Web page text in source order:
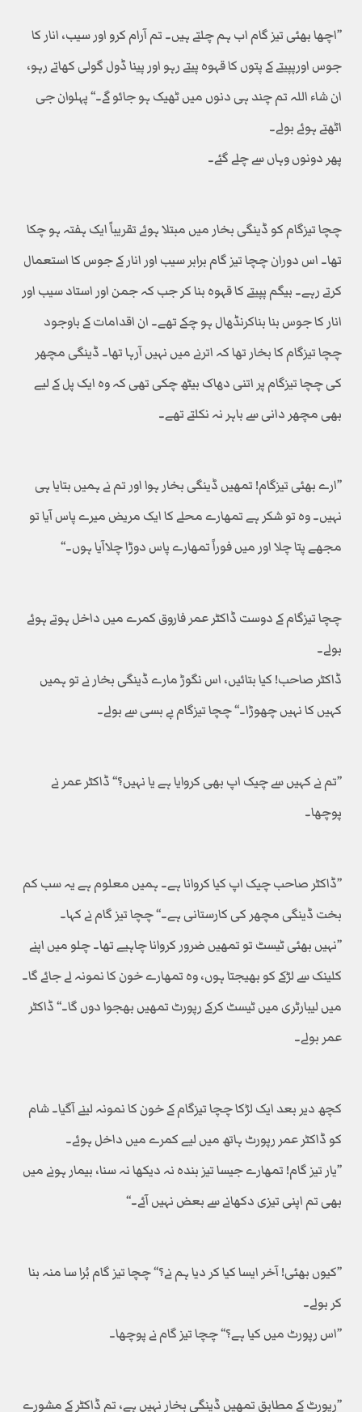
’’اچھا بھئی تیز گام اب ہم چلتے ہیں۔ تم آرام کرو اور سیب، انار کا
جوس اورپپیتے کے پتوں کا قہوہ پیتے رہو اور پینا ڈول گولی کھاتے رہو،
ان شاء اللہ تم چند ہی دنوں میں ٹھیک ہو جائو گے۔‘‘ پہلوان جی
اٹھتے ہوئے بولے۔
پھر دونوں وہاں سے چلے گئے۔
چچا تیزگام کو ڈینگی بخار میں مبتلا ہوئے تقریباً ایک ہفتہ ہو چکا
تھا۔ اس دوران چچا تیز گام برابر سیب اور انار کے جوس کا استعمال
کرتے رہے۔ بیگم پپیتے کا قہوہ بنا کر جب کہ جمن اور استاد سیب اور
انار کا جوس بنا بناکرنڈھال ہو چکے تھے۔ ان اقدامات کے باوجود
چچا تیزگام کا بخار تھا کہ اترنے میں نہیں آرہا تھا۔ ڈینگی مچھر
کی چچا تیزگام پر اتنی دھاک بیٹھ چکی تھی کہ وہ ایک پل کے لیے
بھی مچھر دانی سے باہر نہ نکلتے تھے۔
’’ارے بھئی تیزگام! تمھیں ڈینگی بخار ہوا اور تم نے ہمیں بتایا ہی
نہیں۔ وہ تو شکر ہے تمھارے محلے کا ایک مریض میرے پاس آیا تو
مجھے پتا چلا اور میں فوراً تمھارے پاس دوڑا چلاآیا ہوں۔‘‘
چچا تیزگام کے دوست ڈاکٹر عمر فاروق کمرے میں داخل ہوتے ہوئے
بولے۔
ڈاکٹر صاحب! کیا بتائیں، اس نگوڑ مارے ڈینگی بخار نے تو ہمیں
کہیں کا نہیں چھوڑا۔‘‘ چچا تیزگام بے بسی سے بولے۔
’’تم نے کہیں سے چیک اپ بھی کروایا ہے یا نہیں؟‘‘ ڈاکٹر عمر نے
پوچھا۔
’’ڈاکٹر صاحب چیک اپ کیا کروانا ہے۔ ہمیں معلوم ہے یہ سب کم
بخت ڈینگی مچھر کی کارستانی ہے۔‘‘ چچا تیز گام نے کہا۔
’’نہیں بھئی ٹیسٹ تو تمھیں ضرور کروانا چاہیے تھا۔ چلو میں اپنے
کلینک سے لڑکے کو بھیجتا ہوں، وہ تمھارے خون کا نمونہ لے جائے گا۔
میں لیبارٹری میں ٹیسٹ کرکے رپورٹ تمھیں بھجوا دوں گا۔‘‘ ڈاکٹر
عمر بولے۔
کچھ دیر بعد ایک لڑکا چچا تیزگام کے خون کا نمونہ لینے آگیا۔ شام
کو ڈاکٹر عمر رپورٹ ہاتھ میں لیے کمرے میں داخل ہوئے۔
’’یار تیز گام! تمھارے جیسا تیز بندہ نہ دیکھا نہ سنا، بیمار ہونے میں
بھی تم اپنی تیزی دکھانے سے بعض نہیں آئے۔‘‘
’’کیوں بھئی! آخر ایسا کیا کر دیا ہم نے؟‘‘ چچا تیز گام بُرا سا منہ بنا
کر بولے۔
’’اس رپورٹ میں کیا ہے؟‘‘ چچا تیز گام نے پوچھا۔
’’رپورٹ کے مطابق تمھیں ڈینگی بخار نہیں ہے، تم ڈاکٹر کے مشورے